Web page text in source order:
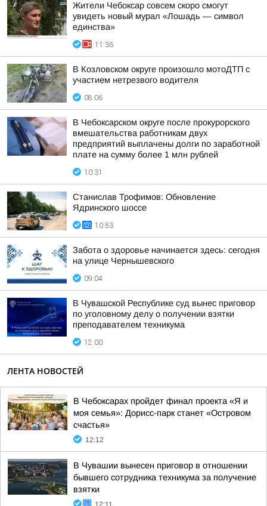
Жители Чебоксар совсем скоро смогут
увидеть новый мурал «Лошадь — символ
единства»
11:36
В Козловском округе произошло мотоДТП с
участием нетрезвого водителя
08:06
В Чебоксарском округе после прокурорского
вмешательства работникам двух
предприятий выплачены долги по заработной
плате на сумму более 1 млн рублей
10:31
Станислав Трофимов: Обновление
Ядринского шоссе
10:53
Забота о здоровье начинается здесь: сегодня
на улице Чернышевского
09:04
В Чувашской Республике суд вынес приговор
по уголовному делу о получении взятки
преподавателем техникума
12:00
ЛЕНТА НОВОСТЕЙ
В Чебоксарах пройдет финал проекта «Я и
моя семья»: Дорисс-парк станет «Островом
счастья»
12:12
В Чувашии вынесен приговор в отношении
бывшего сотрудника техникума за получение
взятки
12:11